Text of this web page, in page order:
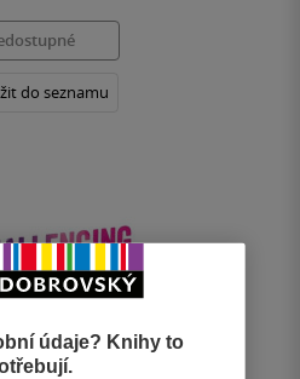
do seznamu
údaje? Knihy to